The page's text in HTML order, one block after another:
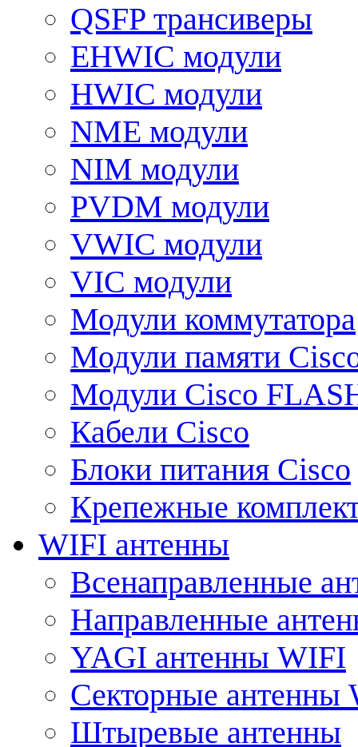
QSFP трансиверы
EHWIC модули
HWIC модули
NME модули
NIM модули
PVDM модули
VWIC модули
VIC модули
Модули коммутатора
Модули памяти
Модули Cisco
Кабели Cisco
Блоки питания Cisco
Крепежные
WIFI антенны
Всенаправленные
Направленные
YAGI антенны WIFI
Секторные антенны
Штыревые антенны